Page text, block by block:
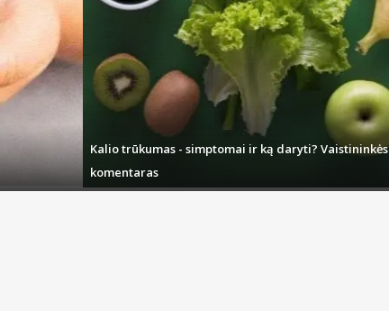
Kalio trūkumas - simptomai ir ką daryti? Vaistininkės
komentaras